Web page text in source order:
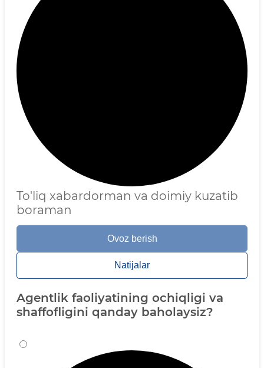
To'liq xabardorman va doimiy kuzatib
boraman
Ovoz berish
Natijalar
Agentlik faoliyatining ochiqligi va
shaffofligini qanday baholaysiz?